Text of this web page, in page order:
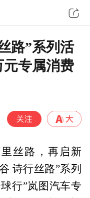
路”系列活
元专属消费
丝路，再启新
诗行丝路”系列
行”岚图汽车专